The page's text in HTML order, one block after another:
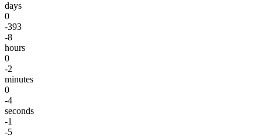
days
0
-393
-8
hours
0
-2
minutes
0
-4
seconds
-1
-5